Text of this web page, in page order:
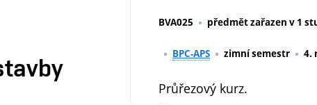
BVA025 předmět zařazen v 1
BPC-APS zimní semestr 4.
Průřezový kurz.